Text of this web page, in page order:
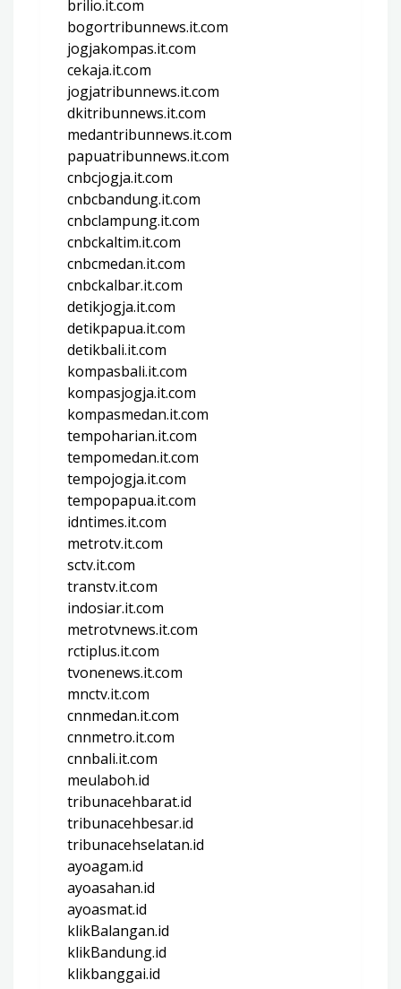
brilio.it.com
bogortribunnews.it.com
jogjakompas.it.com
cekaja.it.com
jogjatribunnews.it.com
dkitribunnews.it.com
medantribunnews.it.com
papuatribunnews.it.com
cnbcjogja.it.com
cnbcbandung.it.com
cnbclampung.it.com
cnbckaltim.it.com
cnbcmedan.it.com
cnbckalbar.it.com
detikjogja.it.com
detikpapua.it.com
detikbali.it.com
kompasbali.it.com
kompasjogja.it.com
kompasmedan.it.com
tempoharian.it.com
tempomedan.it.com
tempojogja.it.com
tempopapua.it.com
idntimes.it.com
metrotv.it.com
sctv.it.com
transtv.it.com
indosiar.it.com
metrotvnews.it.com
rctiplus.it.com
tvonenews.it.com
mnctv.it.com
cnnmedan.it.com
cnnmetro.it.com
cnnbali.it.com
meulaboh.id
tribunacehbarat.id
tribunacehbesar.id
tribunacehselatan.id
ayoagam.id
ayoasahan.id
ayoasmat.id
klikBalangan.id
klikBandung.id
klikbanggai.id